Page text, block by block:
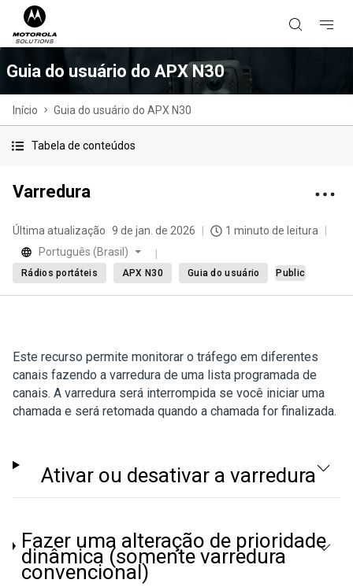
Guia do usuário do APX N30
Início Guia do usuário do APX N30
Tabela de conteúdos
Varredura
Última atualização 9 de jan. de 2026
1 minuto de leitura
Português (Brasil)
Rádios portáteis APX N30 Guia do usuário Public
Este recurso permite monitorar o tráfego em diferentes
canais fazendo a varredura de uma lista programada de
canais. A varredura será interrompida se você iniciar uma
chamada e será retomada quando a chamada for finalizada.
Ativar ou desativar a varredura
Fazer uma alteração de prioridade
dinâmica (somente varredura
convencional)